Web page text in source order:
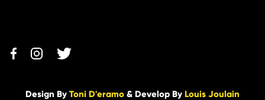
Design By Toni D'eramo & Develop By Louis Joulain